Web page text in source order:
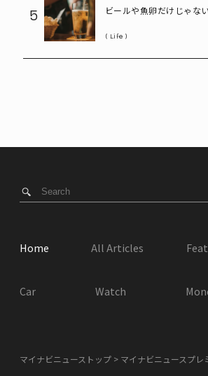
5
ビールや魚卵だけじゃな
Life
Home All Articles
Car Watch
マイナビニューストップ マイナビニュースプレ